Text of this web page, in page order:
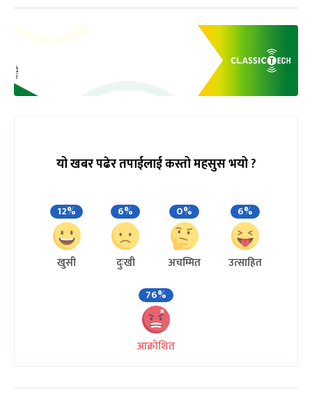
यो खबर पढेर तपाईलाई कस्तो महसुस भयो ?
12%
खुसी
6%
दुःखी
0%
अचम्मित
6%
उत्साहित
76%
आक्रोशित